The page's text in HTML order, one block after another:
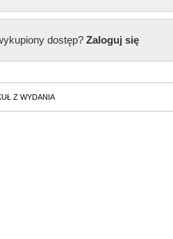
dostęp?Zaloguj się
Z WYDANIA